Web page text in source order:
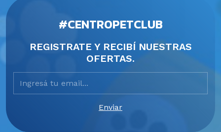
#CENTROPETCLUB
REGISTRATE Y RECIBÍ NUESTRAS
OFERTAS.